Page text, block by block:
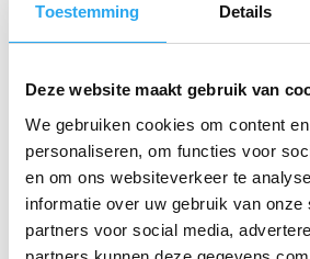
Toestemming Details
Deze website maakt gebruik van
We gebruiken cookies om content
personaliseren, om functies voor
en om ons websiteverkeer te
informatie over uw gebruik van onze
partners voor social media,
tot121°C. De borstel is volledig
reinigingschemicaliën. De groene
uitermate geschikt voor gebruik in
HACCP-zones.
Belangrijkste specificaties: